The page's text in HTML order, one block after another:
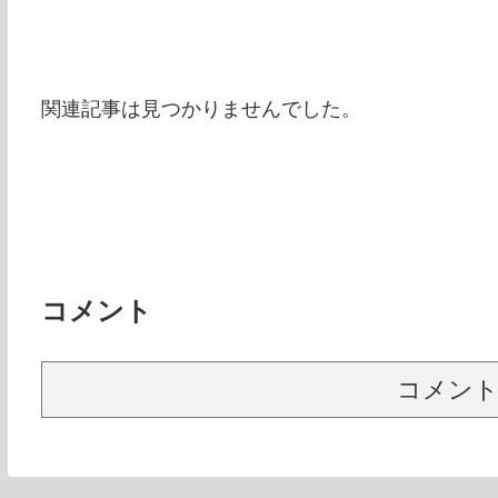
関連記事は見つかりませんでした。
コメント
コメン